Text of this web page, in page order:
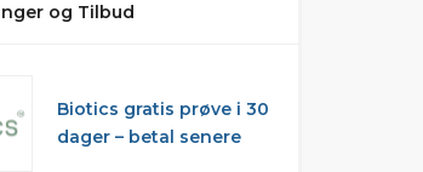
og Tilbud
Biotics gratis prøve i 30
dager – betal senere